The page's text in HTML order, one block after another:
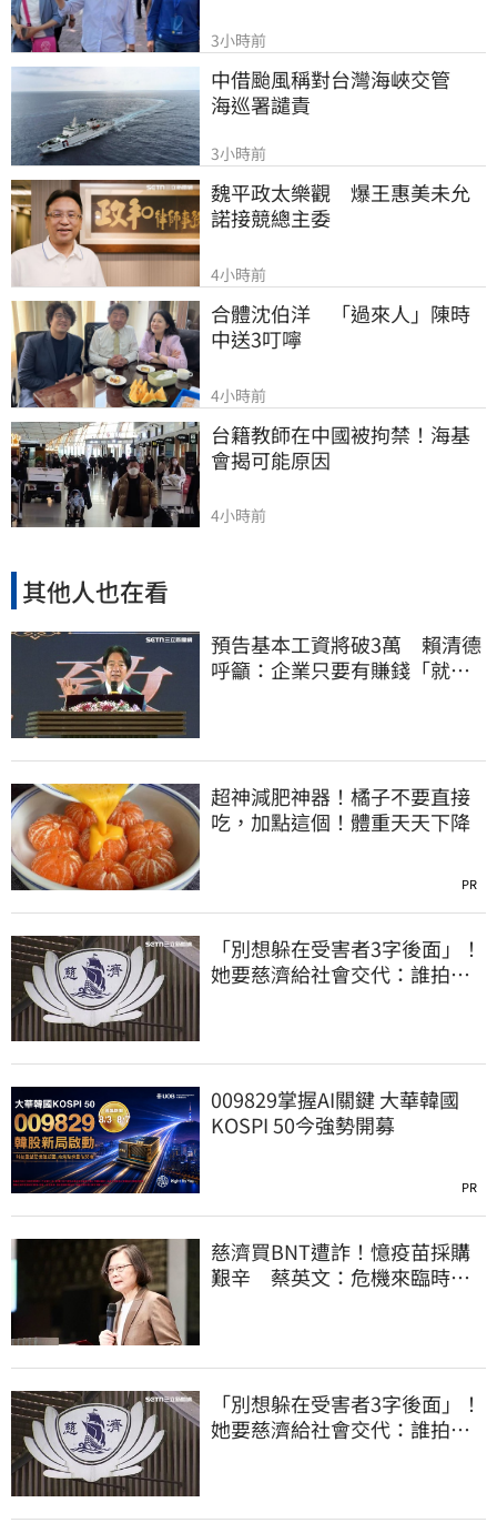
3小時前
中借颱風稱對台灣海峽交管
海巡署譴責
3小時前
魏平政太樂觀　爆王惠美未允
諾接競總主委
4小時前
合體沈伯洋　「過來人」陳時
中送3叮嚀
4小時前
台籍教師在中國被拘禁！海基
會揭可能原因
4小時前
其他人也在看
預告基本工資將破3萬 賴清德
呼籲：企業只要有賺錢「就該
超神減肥神器！橘子不要直接
吃，加點這個！體重天天下降
PR
「別想躲在受害者3字後面」！
她要慈濟給社會交代：誰拍板
009829掌握AI關鍵 大華韓國
KOSPI 50今強勢開募
PR
慈濟買BNT遭詐！憶疫苗採購
艱辛 蔡英文：危機來臨時務
「別想躲在受害者3字後面」！
她要慈濟給社會交代：誰拍板